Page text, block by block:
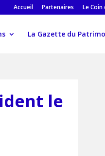
Accueil Partenaires Le Coin
La Gazette du
le